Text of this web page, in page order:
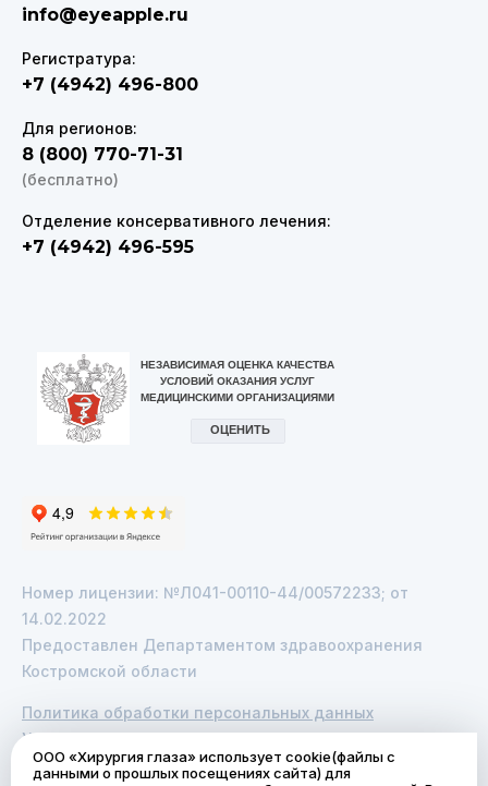
info@eyeapple.ru
Регистратура:
+7 (4942) 496-800
Для регионов:
8 (800) 770-71-31
(бесплатно)
Отделение консервативного лечения:
+7 (4942) 496-595
Номер лицензии: №Л041-00110-44/00572233; от
14.02.2022
Предоставлен Департаментом здравоохранения
Костромской области
Политика обработки персональных данных
Услуги по полисам ОМС
ООО «Хирургия глаза» использует cookie(файлы с
данными о прошлых посещениях сайта) для